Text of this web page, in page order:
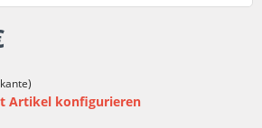
Artikel konfigurieren